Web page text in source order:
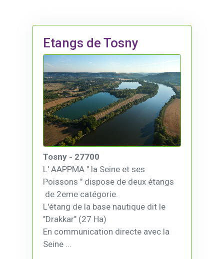
Etangs de Tosny
Tosny - 27700
L' AAPPMA " la Seine et ses
Poissons " dispose de deux étangs
de 2eme catégorie.
L'étang de la base nautique dit le
"Drakkar" (27 Ha)
En communication directe avec la
Seine ...